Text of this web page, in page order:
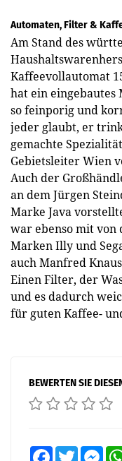
Automaten, Filter &
Am Stand des
Kaffeevollautomat
hat ein eingebautes
so feinporig und
jeder glaubt, er
gemachte
Gebietsleiter Wien
Auch der
an dem Jürgen
Marke Java
war ebenso mit
Marken Illy und
auch Manfred
Einen Filter, der
und es dadurch
für guten Kaffee-
BEWERTEN SIE
FacebookTwitter